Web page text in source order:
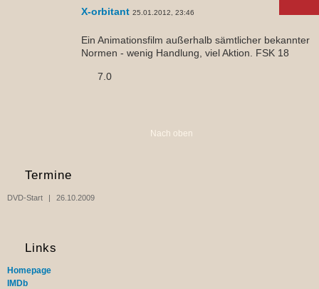
X-orbitant 25.01.2012, 23:46
Ein Animationsfilm außerhalb sämtlicher bekannter
Normen - wenig Handlung, viel Aktion. FSK 18
7.0
Nach oben
Termine
DVD-Start 26.10.2009
Links
Homepage
IMDb